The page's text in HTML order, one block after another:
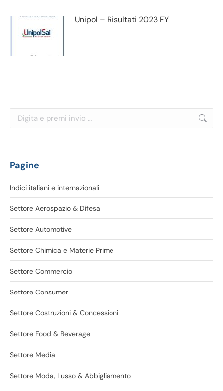
Unipol – Risultati 2023 FY
Cerca:
Pagine
Indici italiani e internazionali
Settore Aerospazio & Difesa
Settore Automotive
Settore Chimica e Materie Prime
Settore Commercio
Settore Consumer
Settore Costruzioni & Concessioni
Settore Food & Beverage
Settore Media
Settore Moda, Lusso & Abbigliamento